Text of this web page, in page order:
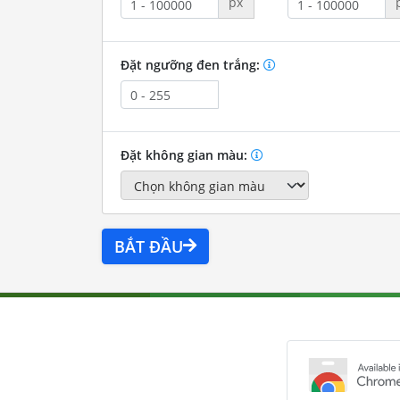
Đặt ngưỡng đen trắng:
Đặt không gian màu:
BẮT ĐẦU